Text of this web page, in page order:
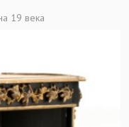
19 века